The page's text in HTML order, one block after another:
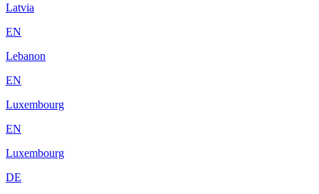
Latvia
EN
Lebanon
EN
Luxembourg
EN
Luxembourg
DE